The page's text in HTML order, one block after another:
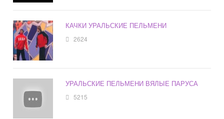
КАЧКИ УРАЛЬСКИЕ ПЕЛЬМЕНИ
2624
УРАЛЬСКИЕ ПЕЛЬМЕНИ ВЯЛЫЕ ПАРУСА
5215